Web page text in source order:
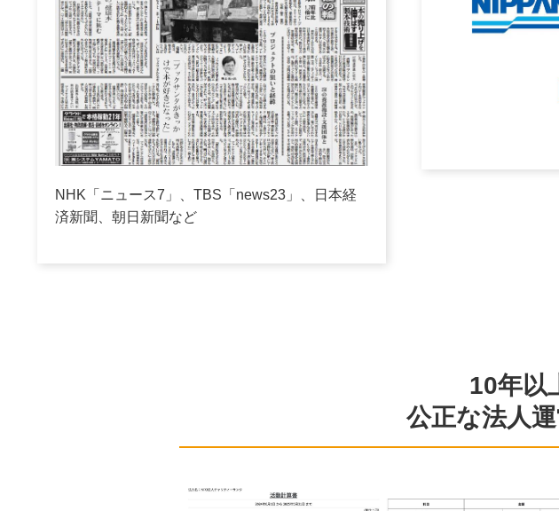
NHK「ニュース7」、TBS「news23」、日本経
済新聞、朝日新聞など
10年以
公正な法人